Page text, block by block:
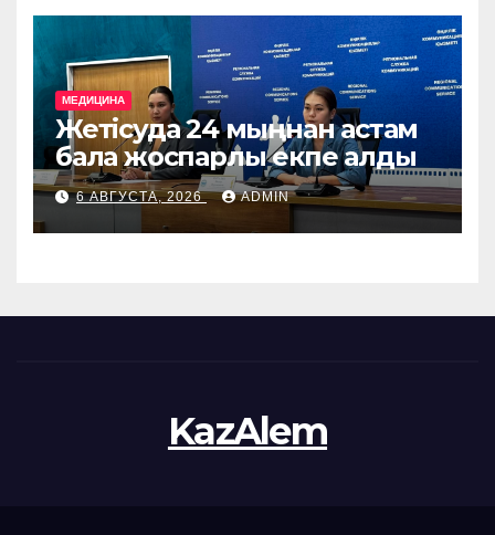
МЕДИЦИНА
Жетісуда 24 мыңнан астам
бала жоспарлы екпе алды
6 АВГУСТА, 2026 ADMIN
KazAlem